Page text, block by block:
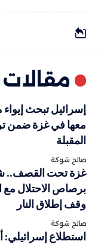
إسرائيل تبحث إيواء
معها في غزة ضمن
المقبلة
صالح شوكة
غزة تحت القصف..
برصاص الاحتلال
وقف إطلاق النار
صالح شوكة
استطلاع إسرائيلي: